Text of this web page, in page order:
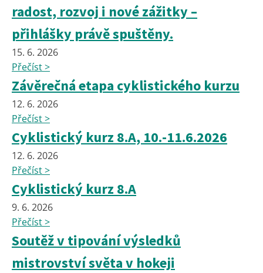
radost, rozvoj i nové zážitky –
přihlášky právě spuštěny.
15. 6. 2026
Přečíst >
Závěrečná etapa cyklistického kurzu
12. 6. 2026
Přečíst >
Cyklistický kurz 8.A, 10.-11.6.2026
12. 6. 2026
Přečíst >
Cyklistický kurz 8.A
9. 6. 2026
Přečíst >
Soutěž v tipování výsledků
mistrovství světa v hokeji